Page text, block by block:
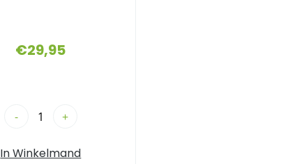
€29,95
- +
In Winkelmand